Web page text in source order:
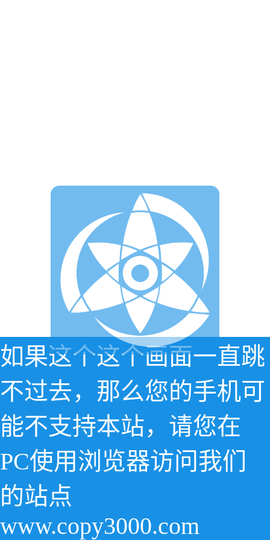
如果这个这个画面一直跳
不过去，那么您的手机可
能不支持本站，请您在
PC使用浏览器访问我们
的站点
www.copy3000.com